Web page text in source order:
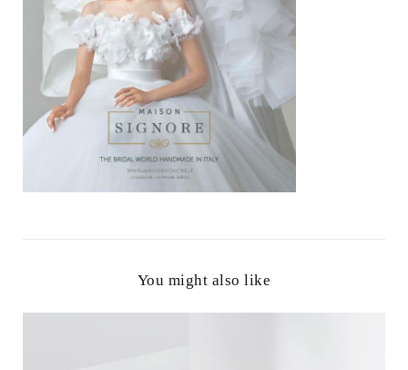
You might also like